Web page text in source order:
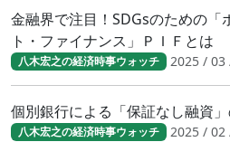
金融界で注目！SDGsのための「
ト・ファイナンス」ＰＩＦとは
八木宏之の経済時事ウォッチ 2025 / 03
個別銀行による「保証なし融資
八木宏之の経済時事ウォッチ 2025 / 02